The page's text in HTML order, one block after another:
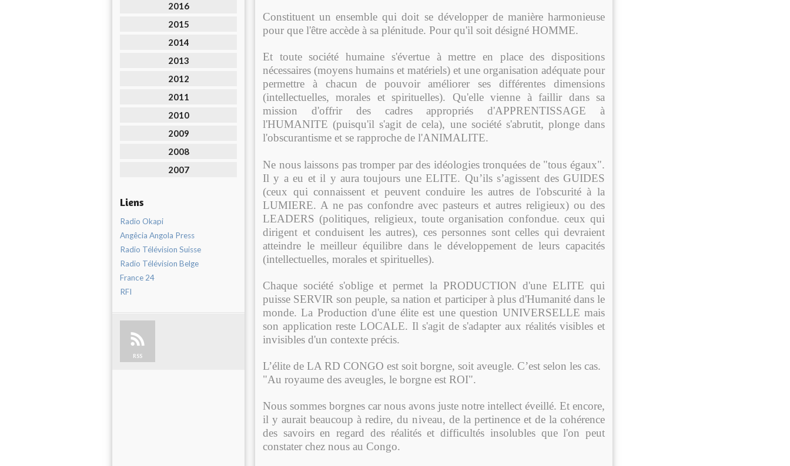
2016
2015
2014
2013
2012
2011
2010
2009
2008
2007
Liens
Radio Okapi
Angêcia Angola Press
Radio Télévision Suisse
Radio Télévision Belge
France 24
RFI
RSS
Constituent un ensemble qui doit se développer de manière harmonieuse
pour que l'être accède à sa plénitude. Pour qu'il soit désigné HOMME.
Et toute société humaine s'évertue à mettre en place des dispositions
nécessaires (moyens humains et matériels) et une organisation adéquate pour
permettre à chacun de pouvoir améliorer ses différentes dimensions
(intellectuelles, morales et spirituelles). Qu'elle vienne à faillir dans sa
mission d'offrir des cadres appropriés d'APPRENTISSAGE à
l'HUMANITE (puisqu'il s'agit de cela), une société s'abrutit, plonge dans
l'obscurantisme et se rapproche de l'ANIMALITE.
Ne nous laissons pas tromper par des idéologies tronquées de "tous égaux".
Il y a eu et il y aura toujours une ELITE. Qu’ils s’agissent des GUIDES
(ceux qui connaissent et peuvent conduire les autres de l'obscurité à la
LUMIERE. A ne pas confondre avec pasteurs et autres religieux) ou des
LEADERS (politiques, religieux, toute organisation confondue. ceux qui
dirigent et conduisent les autres), ces personnes sont celles qui devraient
atteindre le meilleur équilibre dans le développement de leurs capacités
(intellectuelles, morales et spirituelles).
Chaque société s'oblige et permet la PRODUCTION d'une ELITE qui
puisse SERVIR son peuple, sa nation et participer à plus d'Humanité dans le
monde. La Production d'une élite est une question UNIVERSELLE mais
son application reste LOCALE. Il s'agit de s'adapter aux réalités visibles et
invisibles d'un contexte précis.
L’élite de LA RD CONGO est soit borgne, soit aveugle. C’est selon les cas.
"Au royaume des aveugles, le borgne est ROI".
Nous sommes borgnes car nous avons juste notre intellect éveillé. Et encore,
il y aurait beaucoup à redire, du niveau, de la pertinence et de la cohérence
des savoirs en regard des réalités et difficultés insolubles que l'on peut
constater chez nous au Congo.